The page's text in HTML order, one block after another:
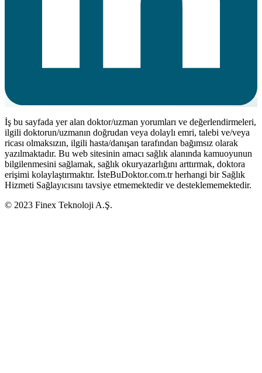
İş bu sayfada yer alan doktor/uzman yorumları ve değerlendirmeleri,
ilgili doktorun/uzmanın doğrudan veya dolaylı emri, talebi ve/veya
ricası olmaksızın, ilgili hasta/danışan tarafından bağımsız olarak
yazılmaktadır. Bu web sitesinin amacı sağlık alanında kamuoyunun
bilgilenmesini sağlamak, sağlık okuryazarlığını arttırmak, doktora
erişimi kolaylaştırmaktır. İsteBuDoktor.com.tr herhangi bir Sağlık
Hizmeti Sağlayıcısını tavsiye etmemektedir ve desteklememektedir.
© 2023 Finex Teknoloji A.Ş.